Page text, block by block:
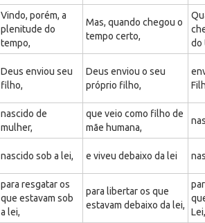
Vindo, porém, a
plenitude do
tempo,
Mas, quando chegou o
tempo certo,
do
Deus enviou seu
filho,
Deus enviou o seu
próprio filho,
nascido de
mulher,
que veio como filho de
mãe humana,
nascido sob a lei, e viveu debaixo da lei
para resgatar os
que estavam sob
a lei,
para libertar os que
estavam debaixo da lei,
Lei,